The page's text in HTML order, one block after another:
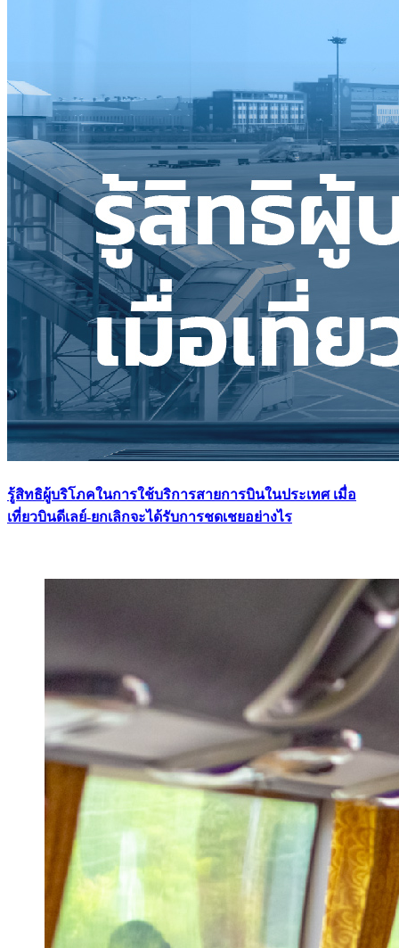
รู้สิทธิผู้บริโภคในการใช้บริการสายการบินในประเทศ เมื่อ
เที่ยวบินดีเลย์-ยกเลิกจะได้รับการชดเชยอย่างไร